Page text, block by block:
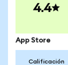
4.4
App Store
Calificación